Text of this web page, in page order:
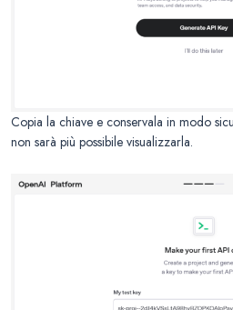
Copia la chiave e conservala in modo
non sarà più possibile visualizzarla.